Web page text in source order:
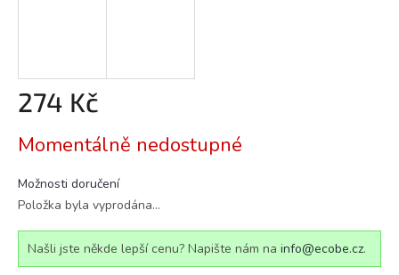
274 Kč
cena:
Momentálně nedostupné
Možnosti doručení
Položka byla vyprodána…
Našli jste někde lepší cenu? Napište nám na info@ecobe.cz.